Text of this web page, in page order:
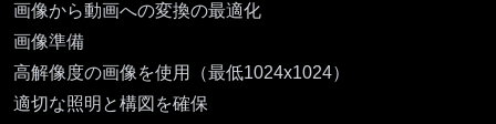
画像から動画への変換の最適化
画像準備
高解像度の画像を使用（最低1024x1024）
適切な照明と構図を確保